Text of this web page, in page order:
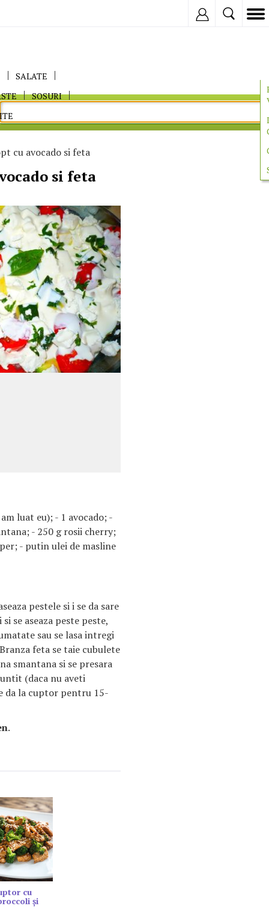
SALATE
SOSURI
cu avocado si feta
si feta
luat eu); - 1 avocado; -
- 250 g rosii cherry;
- putin ulei de masline
pestele si i se da sare
se aseaza peste peste,
sau se lasa intregi
feta se taie cubulete
smantana si se presara
(daca nu aveti
da la cuptor pentru 15-
.
cu
și